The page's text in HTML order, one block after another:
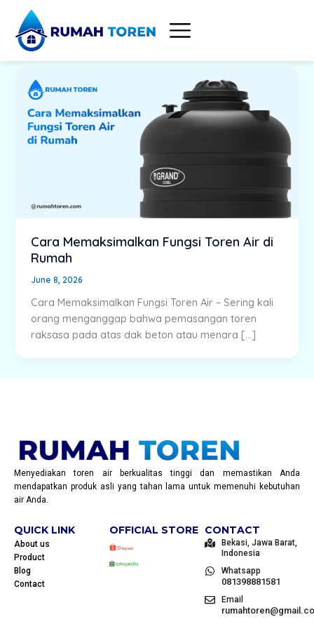
content
Cara Memaksimalkan Fungsi Toren Air di
Rumah
June 8, 2026
Cara Memaksimalkan Fungsi Toren Air – Sering kali
orang menganggap bahwa pemasangan toren
raksasa pada atas dak beton atau menara […]
Menyediakan toren air berkualitas tinggi dan memastikan Anda
mendapatkan produk asli yang tahan lama untuk memenuhi kebutuhan
air Anda.
QUICK LINK
About us
Product
Blog
Contact
OFFICIAL STORE CONTACT
Bekasi, Jawa Barat,
Indonesia
Whatsapp
081398881581
Email